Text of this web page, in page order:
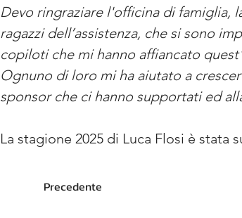
Devo ringraziare l'officina di famiglia,
ragazzi dell’assistenza, che si sono
copiloti che mi hanno affiancato
Ognuno di loro mi ha aiutato a
sponsor che ci hanno supportati ed
La stagione 2025 di Luca Flosi è stata
Precedente